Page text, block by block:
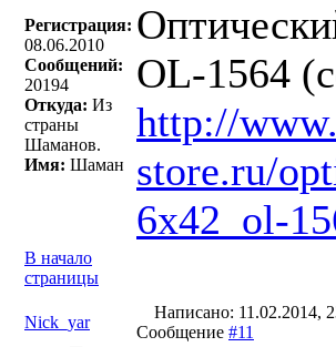
Регистрация:
08.06.2010
Сообщений:
20194
Откуда: Из
страны
Шаманов.
Имя: Шаман
OL-1564
http://
store.ru/
6x42_ol-
В начало
страницы
Nick_yar
Написано: 11.02.2014,
Сообщение #11